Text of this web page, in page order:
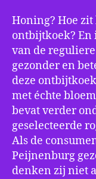
Honing? Hoe
ontbijtkoek? En
van de
gezonder en
deze
met échte
bevat verder
geselecteerde
Als de
Peijnenburg
denken zij niet